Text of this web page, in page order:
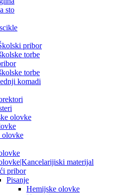
sto
pribor
torbe
torbe
komadi
olovke
olovke
materijal
pribor
Pisanje
Hemijske olovke